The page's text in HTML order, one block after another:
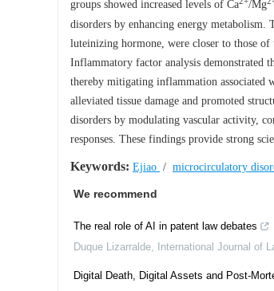
groups showed increased levels of Ca
/Mg
disorders by enhancing energy metabolism.
luteinizing hormone, were closer to those
Inflammatory factor analysis demonstrated
thereby mitigating inflammation associated
alleviated tissue damage and promoted
disorders by modulating vascular activity,
responses. These findings provide strong
Keywords: Ejiao / microcirculatory
We recommend
The real role of AI in patent law debates
Duque Lizarralde, International Journal of
Digital Death, Digital Assets and Post-